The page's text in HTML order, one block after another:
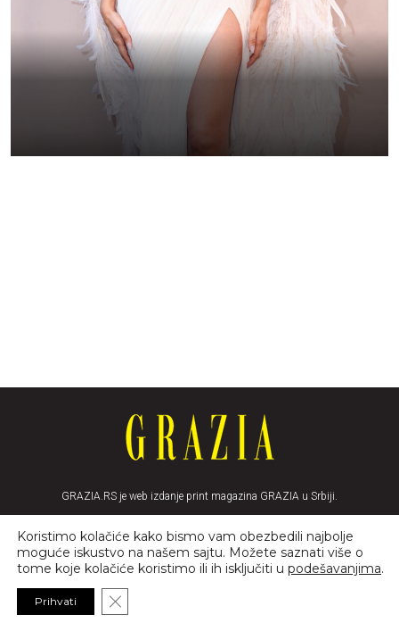
GRAZIA.RS je web izdanje print magazina GRAZIA u Srbiji.
Koristimo kolačiće kako bismo vam obezbedili najbolje
moguće iskustvo na našem sajtu. Možete saznati više o
tome koje kolačiće koristimo ili ih isključiti u podešavanjima.
Prihvati Close GDPR Cookie Banner